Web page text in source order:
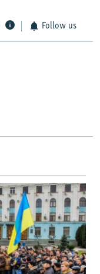
Follow us